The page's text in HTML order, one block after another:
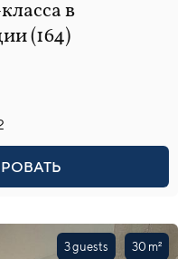
в
(164)
3 guests 30 m²